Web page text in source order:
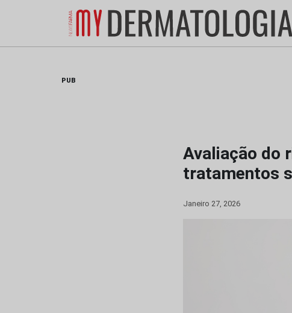
PUB
Avaliação do
tratamentos
Janeiro 27, 2026